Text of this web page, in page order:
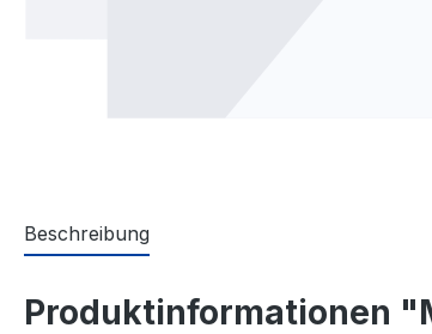
Beschreibung
Produktinformationen